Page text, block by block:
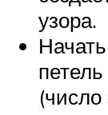
узора.
(число